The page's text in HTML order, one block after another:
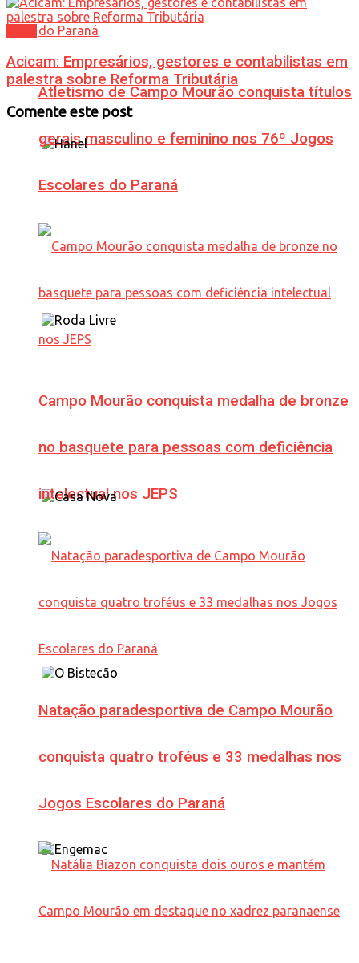
Atletismo de Campo Mourão conquista títulos
gerais masculino e feminino nos 76º Jogos
Escolares do Paraná
Campo Mourão conquista medalha de bronze
no basquete para pessoas com deficiência
intelectual nos JEPS
Natação paradesportiva de Campo Mourão
conquista quatro troféus e 33 medalhas nos
Jogos Escolares do Paraná
Acicam: Empresários, gestores e contabilistas em
palestra sobre Reforma Tributária
Comente este post